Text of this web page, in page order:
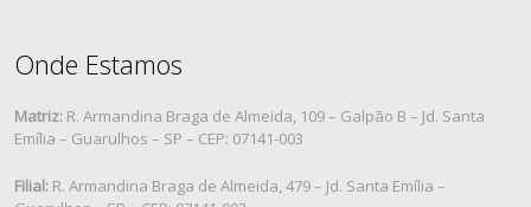
Onde Estamos
Matriz: R. Armandina Braga de Almeida, 109 – Galpão B – Jd. Santa
Emília – Guarulhos – SP – CEP: 07141-003
Filial: R. Armandina Braga de Almeida, 479 – Jd. Santa Emília –